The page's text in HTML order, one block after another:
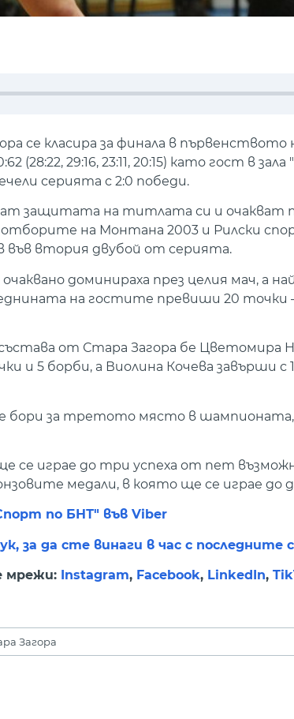
се класира за финала в първенството
(28:22, 29:16, 23:11, 20:15) като гост в
серията с 2:0 победи.
защитата на титлата си и очакват
отборите на Монтана 2003 и Рилски
във втория двубой от серията.
доминираха през целия мач, а
на гостите превиши 20 точки
от Стара Загора бе Цветомира
и 5 борби, а Виолина Кочева завърши
бори за третото място в шампионата,
се играе до три успеха от пет
медали, в която ще се играе до
по БНТ" във Viber
за да сте винаги в час с последните
мрежи: Instagram, Facebook, LinkedIn,
Загора